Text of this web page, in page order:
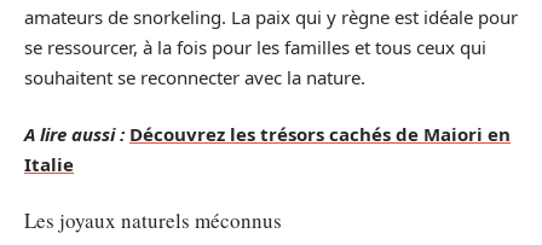
amateurs de snorkeling. La paix qui y règne est idéale pour
se ressourcer, à la fois pour les familles et tous ceux qui
souhaitent se reconnecter avec la nature.
A lire aussi : Découvrez les trésors cachés de Maiori en
Italie
Les joyaux naturels méconnus